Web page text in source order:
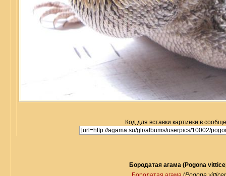
Код для вставки картинки в
Бородатая агама (Pogona